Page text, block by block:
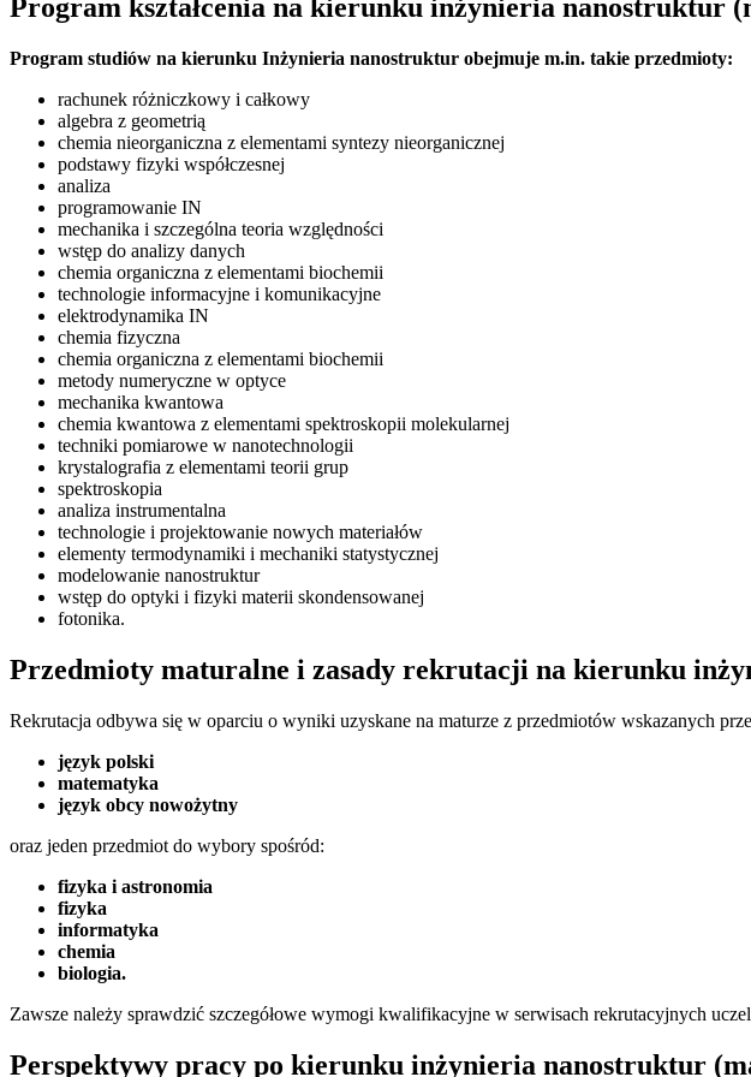
Program kształcenia na kierunku inżynieria nanostruktur
Program studiów na kierunku Inżynieria nanostruktur obejmuje m.in. takie przedmioty:
rachunek różniczkowy i całkowy
algebra z geometrią
chemia nieorganiczna z elementami syntezy nieorganicznej
podstawy fizyki współczesnej
analiza
programowanie IN
mechanika i szczególna teoria względności
wstęp do analizy danych
chemia organiczna z elementami biochemii
technologie informacyjne i komunikacyjne
elektrodynamika IN
chemia fizyczna
chemia organiczna z elementami biochemii
metody numeryczne w optyce
mechanika kwantowa
chemia kwantowa z elementami spektroskopii molekularnej
techniki pomiarowe w nanotechnologii
krystalografia z elementami teorii grup
spektroskopia
analiza instrumentalna
technologie i projektowanie nowych materiałów
elementy termodynamiki i mechaniki statystycznej
modelowanie nanostruktur
wstęp do optyki i fizyki materii skondensowanej
fotonika.
Przedmioty maturalne i zasady rekrutacji na kierunku
Rekrutacja odbywa się w oparciu o wyniki uzyskane na maturze z przedmiotów wskazanych
język polski
matematyka
język obcy nowożytny
oraz jeden przedmiot do wybory spośród:
fizyka i astronomia
fizyka
informatyka
chemia
biologia.
Zawsze należy sprawdzić szczegółowe wymogi kwalifikacyjne w serwisach rekrutacyjnych
Perspektywy pracy po kierunku inżynieria nanostruktur